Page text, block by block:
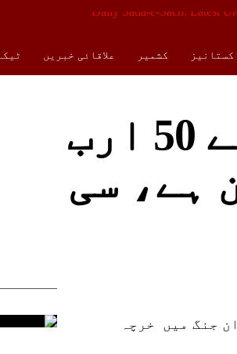
کشمیر علاقائی خبریں
ایران جنگ میں خرچہ 40 سے 50 ارب
ہے، سی
جنگ میں خرچہ